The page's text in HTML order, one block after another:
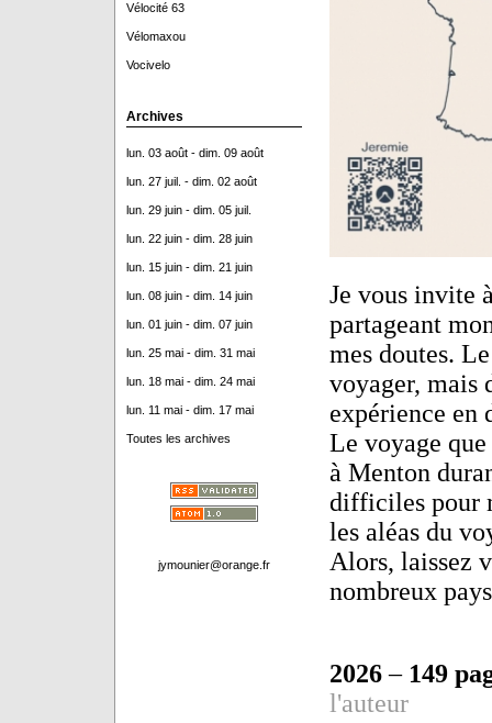
Vélocité 63
Vélomaxou
Vocivelo
Archives
lun. 03 août - dim. 09 août
lun. 27 juil. - dim. 02 août
lun. 29 juin - dim. 05 juil.
lun. 22 juin - dim. 28 juin
lun. 15 juin - dim. 21 juin
lun. 08 juin - dim. 14 juin
lun. 01 juin - dim. 07 juin
lun. 25 mai - dim. 31 mai
lun. 18 mai - dim. 24 mai
lun. 11 mai - dim. 17 mai
Toutes les archives
jymounier@orange.fr
Je vous invite
partageant
mes doutes.
voyager, mais
expérience en
Le voyage
à Menton
difficiles pour
les aléas du
Alors, laissez
nombreux
2026– 149
l'auteur